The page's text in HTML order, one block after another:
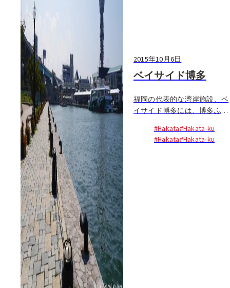
2015年10月6日
ベイサイド博多
福岡の代表的な湾岸施設、ベ
イサイド博多には、博多ふ頭
複合商業施設「ベイサイドプ
レイス博多」や、新鮮な食材
#Hakata#Hakata-ku
#Hakata#Hakata-ku